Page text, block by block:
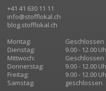
+41 41 630 11 11
info@stofflokal.ch
blog.stofflokal.ch
Montag:
Geschlossen
Dienstag:
9.00 - 12.00
Mittwoch:
Geschlossen
Donnerstag:
9.00 - 12.00
Freitag:
9.00 - 12.00
Samstag:
geschlossen